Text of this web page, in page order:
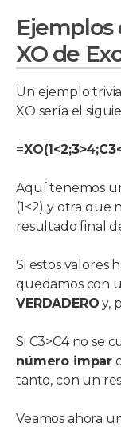
Ejemplos
XO de
Un ejemplo
XO sería el
Aquí tenemos
(1<2) y otra que
resultado final
Si estos valores
quedamos con
VERDADERO y,
Si C3>C4 no se
número impar
tanto, con un
Veamos ahora